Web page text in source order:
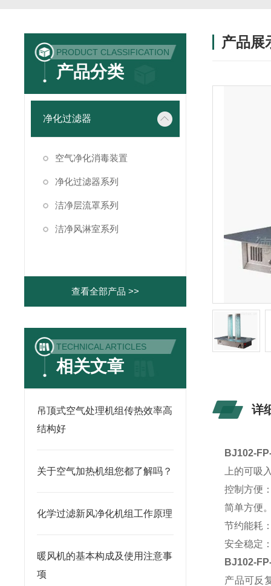
PRODUCT CLASSIFICATION
产品分类
净化过滤器
空气净化消毒装置
净化过滤器系列
洁净层流罩系列
洁净风淋室系列
查看全部产品 >>
TECHNICAL ARTICLES
相关文章
吊顶式空气处理机组传热效率高
结构好
关于空气加热机组您都了解吗？
化学过滤新风净化机组工作原理
暖风机的基本构成及使用注意事
项
产品展
详
BJ102-
上的可吸
控制方便
简单方便
节约能耗
安全稳定
BJ102-
产品可反